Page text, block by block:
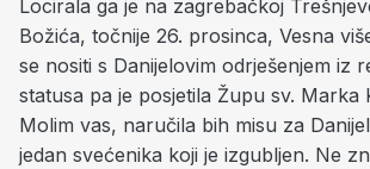
Locirala ga je na zagrebačkoj
Božića, točnije 26. prosinca, Vesna
se nositi s Danijelovim odrješenjem iz
statusa pa je posjetila Župu sv. Marka
Molim vas, naručila bih misu za
jedan svećenika koji je izgubljen. Ne